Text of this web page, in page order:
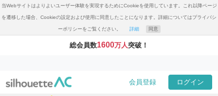
当Webサイトはよりよいユーザー体験を実現するためにCookieを使用しています。これ以降ページ
を遷移した場合、Cookieの設定および使用に同意したことになります。詳細についてはプライバシ
ーポリシーをご覧ください。 詳細 同意
総会員数1600万人突破！
会員登録 ログイン